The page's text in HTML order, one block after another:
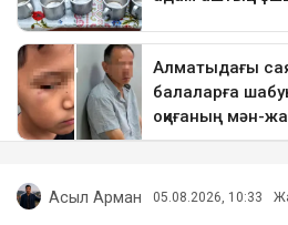
Асыл Арман 05.08.2026, 10:33